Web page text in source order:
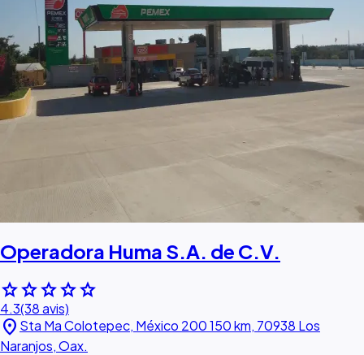
Operadora Huma S.A. de C.V.
starstarstarstarstar
4.3(38 avis)
location_on Sta Ma Colotepec, México 200 150 km, 70938 Los
Naranjos, Oax.